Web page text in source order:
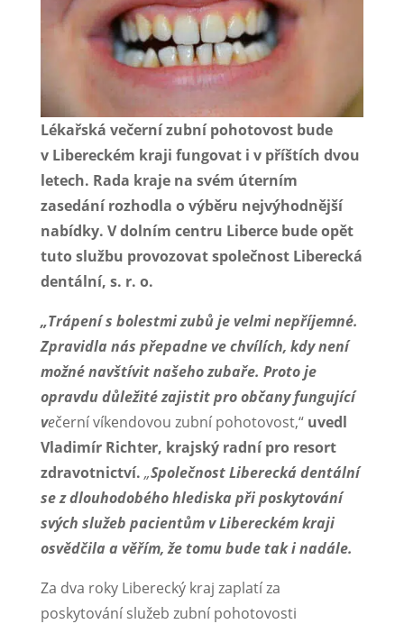
Lékařská večerní zubní pohotovost bude
v Libereckém kraji fungovat i v příštích dvou
letech. Rada kraje na svém úterním
zasedání rozhodla o výběru nejvýhodnější
nabídky. V dolním centru Liberce bude opět
tuto službu provozovat společnost Liberecká
dentální, s. r. o.
„Trápení s bolestmi zubů je velmi nepříjemné.
Zpravidla nás přepadne ve chvílích, kdy není
možné navštívit našeho zubaře. Proto je
opravdu důležité zajistit pro občany fungující
večerní víkendovou zubní pohotovost,“uvedl
Vladimír Richter, krajský radní pro resort
zdravotnictví. „Společnost Liberecká dentální
se z dlouhodobého hlediska při poskytování
svých služeb pacientům v Libereckém kraji
osvědčila a věřím, že tomu bude tak i nadále.
Za dva roky Liberecký kraj zaplatí za
poskytování služeb zubní pohotovosti